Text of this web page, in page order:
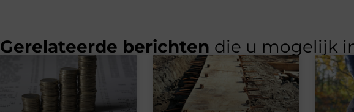
Gerelateerde berichten die u mogelijk